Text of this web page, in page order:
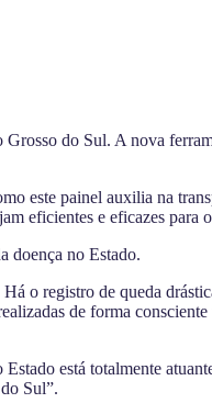
do Sul. A nova
este painel auxilia na
eficientes e eficazes para
doença no Estado.
o registro de queda
de forma
está totalmente
Sul”.